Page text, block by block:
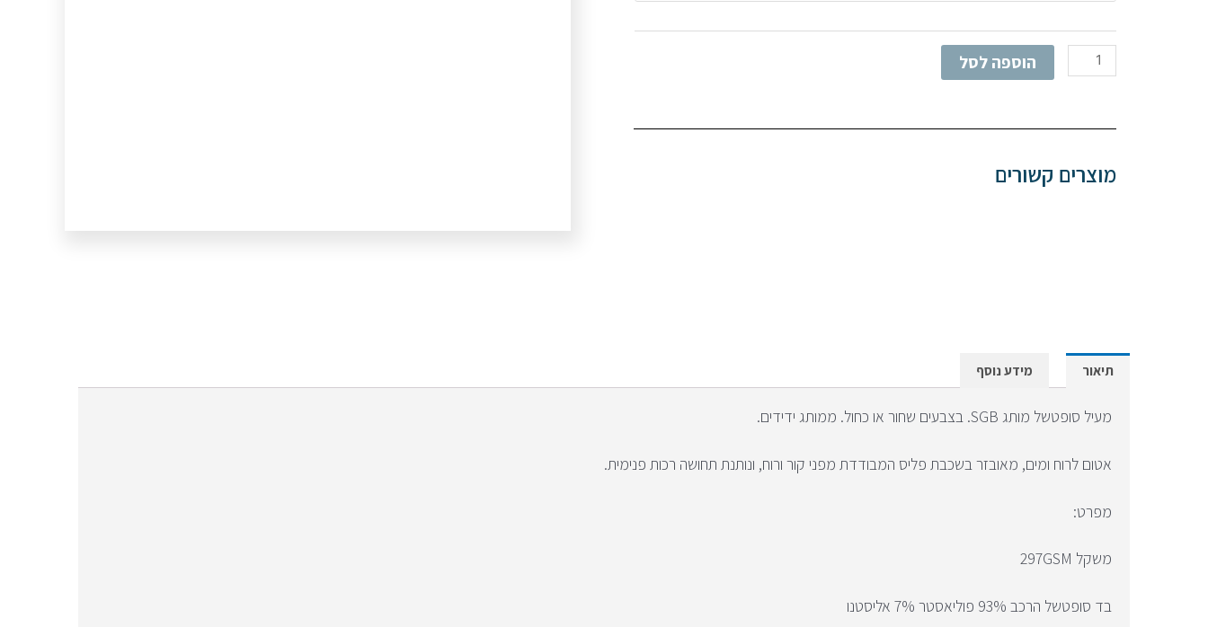
מותג
SGB
הוספה לסל
מוצרים קשורים
תיאור מידע נוסף
מעיל סופטשל מותג SGB. בצבעים שחור או כחול. ממותג ידידים.
אטום לרוח ומים, מאובזר בשכבת פליס המבודדת מפני קור ורוח, ונותנת תחושה רכות פנימית.
מפרט:
משקל 297GSM
בד סופטשל הרכב 93% פוליאסטר 7% אליסטנו